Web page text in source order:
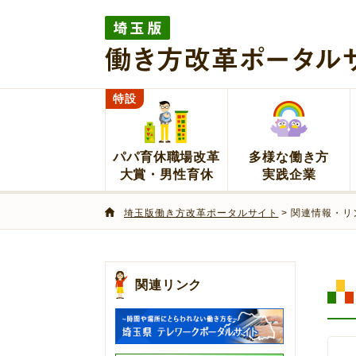
埼玉版働き方改革ポータルサイト
パパ育休職場改革
大賞・男性育休
特設
多様な働き方
実践企業
埼玉版働き方改革ポータルサイト > 関連情報・リ
関連リンク